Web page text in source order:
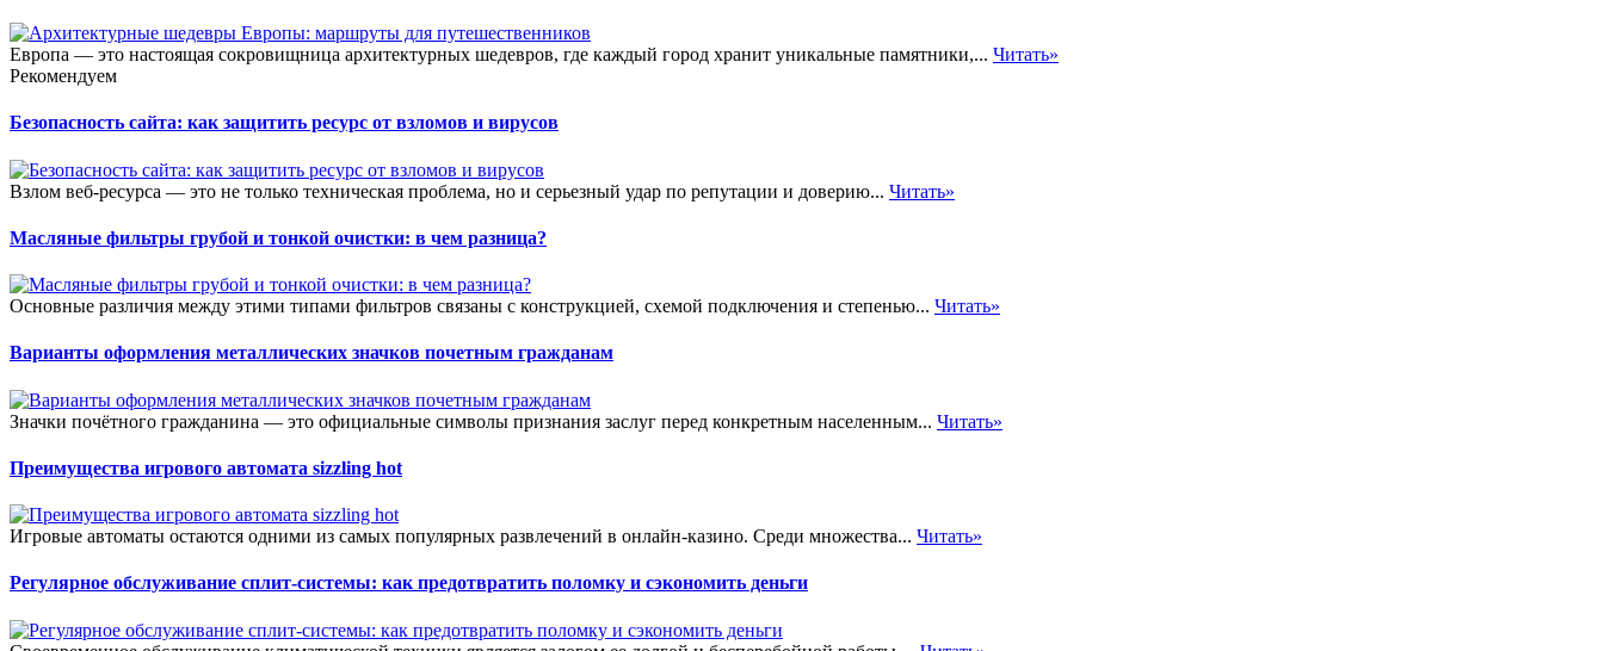
Европа — это настоящая сокровищница архитектурных шедевров, где каждый город хранит уникальные памятники,... Читать»
Рекомендуем
Безопасность сайта: как защитить ресурс от взломов и вирусов
Взлом веб-ресурса — это не только техническая проблема, но и серьезный удар по репутации и доверию... Читать»
Масляные фильтры грубой и тонкой очистки: в чем разница?
Основные различия между этими типами фильтров связаны с конструкцией, схемой подключения и степенью... Читать»
Варианты оформления металлических значков почетным гражданам
Значки почётного гражданина — это официальные символы признания заслуг перед конкретным населенным... Читать»
Преимущества игрового автомата sizzling hot
Игровые автоматы остаются одними из самых популярных развлечений в онлайн-казино. Среди множества... Читать»
Регулярное обслуживание сплит-системы: как предотвратить поломку и сэкономить деньги